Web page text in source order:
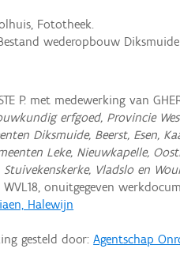
Fototheek.
wederopbouw Diksmuide
P. met medewerking van
erfgoed, Provincie
Diksmuide, Beerst, Esen,
Leke, Nieuwkapelle,
Vladslo en
onuitgegeven
Halewijn
gesteld door:Agentschap